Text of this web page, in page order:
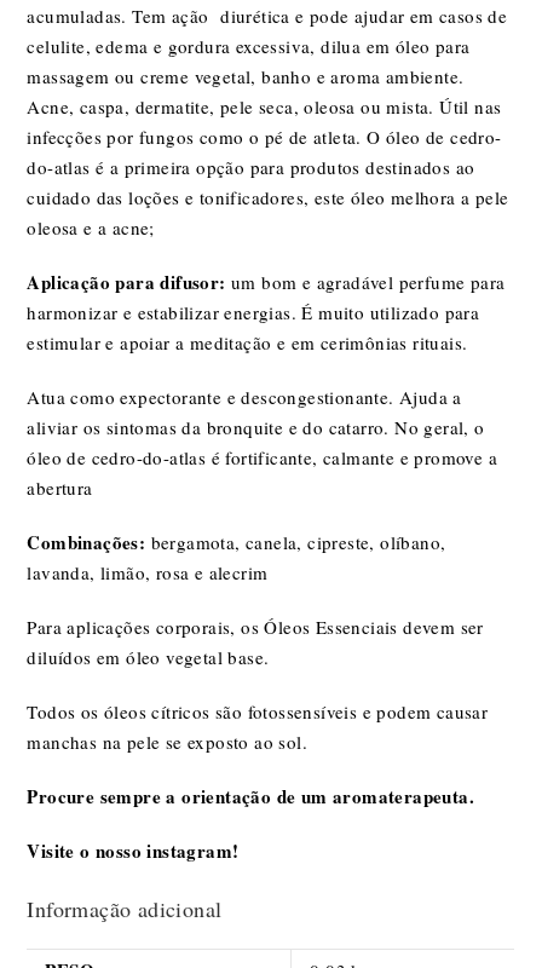
acumuladas. Tem ação diurética e pode ajudar em casos de
celulite, edema e gordura excessiva, dilua em óleo para
massagem ou creme vegetal, banho e aroma ambiente.
Acne, caspa, dermatite, pele seca, oleosa ou mista. Útil nas
infecções por fungos como o pé de atleta. O óleo de cedro-
do-atlas é a primeira opção para produtos destinados ao
cuidado das loções e tonificadores, este óleo melhora a pele
oleosa e a acne;
Aplicação para difusor:um bom e agradável perfume para
harmonizar e estabilizar energias. É muito utilizado para
estimular e apoiar a meditação e em cerimônias rituais.
Atua como expectorante e descongestionante. Ajuda a
aliviar os sintomas da bronquite e do catarro. No geral, o
óleo de cedro-do-atlas é fortificante, calmante e promove a
abertura
Combinações: bergamota,canela,cipreste,olíbano,
lavanda,limão, rosa e alecrim
Para aplicações corporais, os Óleos Essenciais devem ser
diluídos em óleo vegetal base.
Todos os óleos cítricos são fotossensíveis e podem causar
manchas na pele se exposto ao sol.
Procure sempre a orientação de um aromaterapeuta.
Visite o nossoinstagram!
Informação adicional